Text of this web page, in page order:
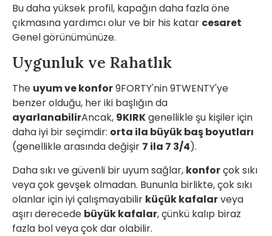
Bu daha yüksek profil, kapağın daha fazla öne
çıkmasına yardımcı olur ve bir his katar cesaret
Genel görünümünüze.
Uygunluk ve Rahatlık
The uyum ve konfor9FORTY'nin 9TWENTY'ye
benzer olduğu, her iki başlığın da
ayarlanabilirAncak, 9KIRKgenellikle şu kişiler için
daha iyi bir seçimdir: orta ila büyük baş boyutları
(genellikle arasında değişir 7 ila 7 3/4).
Daha sıkı ve güvenli bir uyum sağlar, konforçok sıkı
veya çok gevşek olmadan. Bununla birlikte, çok sıkı
olanlar için iyi çalışmayabilir küçük kafalarveya
aşırı derecede büyük kafalar, çünkü kalıp biraz
fazla bol veya çok dar olabilir.